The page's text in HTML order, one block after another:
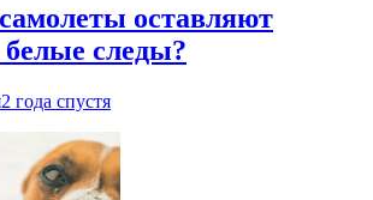
оставляют
белые следы?
2 года спустя